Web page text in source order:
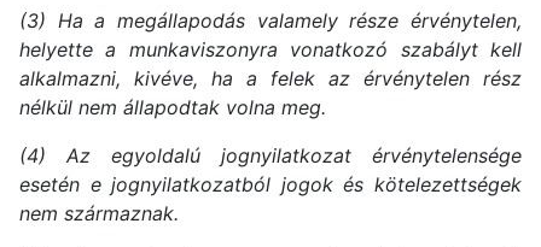
(3) Ha a megállapodás valamely része érvénytelen,
helyette a munkaviszonyra vonatkozó szabályt kell
alkalmazni, kivéve, ha a felek az érvénytelen rész
nélkül nem állapodtak volna meg.
(4) Az egyoldalú jognyilatkozat érvénytelensége
esetén e jognyilatkozatból jogok és kötelezettségek
nem származnak.